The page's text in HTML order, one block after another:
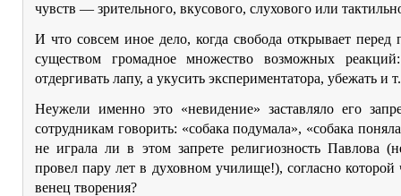
чувств — зрительного, вкусового, слухового или
И что совсем иное дело, когда свобода открывает
существом громадное множество возможных
отдергивать лапу, а укусить экспериментатора, убежать и
Неужели именно это «невидение» заставляло его
сотрудникам говорить: «собака подумала», «собака
не играла ли в этом запрете религиозность Павлова
провел пару лет в духовном училище!), согласно которой
венец творения?